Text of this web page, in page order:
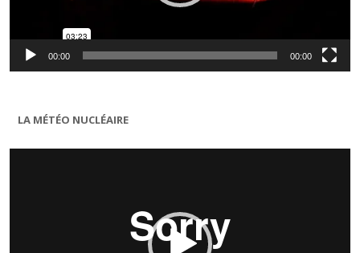
00:00 00:00
LA MÉTÉO NUCLÉAIRE
Lecteur